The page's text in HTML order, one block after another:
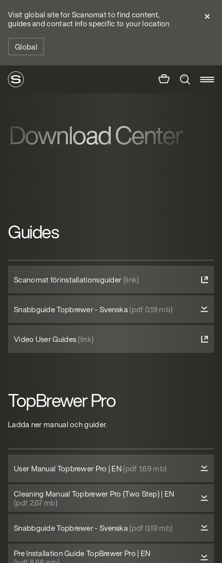
Visit global site for Scanomat to find content,
guides and contact info specific to your location
Global
Download Center
Guides
Scanomat förinstallationsguider (link)
Snabbguide Topbrewer - Svenska(pdf 0,19 mb)
Video User Guides(link)
TopBrewer Pro
Ladda ner manual och guider.
User Manual Topbrewer Pro | EN(pdf 1,69 mb)
Cleaning Manual Topbrewer Pro (Two Step) | EN
(pdf 2,67 mb)
Snabbguide Topbrewer - Svenska(pdf 0,19 mb)
Pre Installation Guide TopBrewer Pro | EN